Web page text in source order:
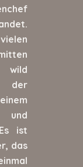
wild
der
ist
das